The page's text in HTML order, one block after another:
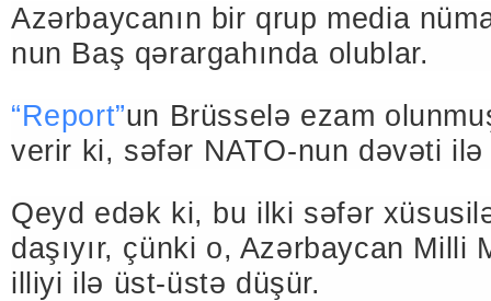
Azərbaycanın bir qrup media
nun Baş qərargahında olublar.
“Report”un Brüsselə ezam
verir ki, səfər NATO-nun dəvəti
Qeyd edək ki, bu ilki səfər
daşıyır, çünki o, Azərbaycan Milli
illiyi ilə üst-üstə düşür.